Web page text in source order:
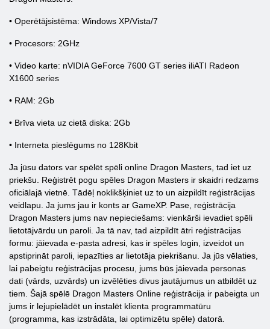
• Operētājsistēma: Windows XP/Vista/7
• Procesors: 2GHz
• Video karte: nVIDIA GeForce 7600 GT series iliATI Radeon
X1600 series
• RAM: 2Gb
• Brīva vieta uz cietā diska: 2Gb
• Interneta pieslēgums no 128Kbit
Ja jūsu dators var spēlēt spēli online Dragon Masters, tad iet uz
priekšu. Reģistrēt pogu spēles Dragon Masters ir skaidri redzams
oficiālajā vietnē. Tādēļ noklikšķiniet uz to un aizpildīt reģistrācijas
veidlapu. Ja jums jau ir konts ar GameXP. Pase, reģistrācija
Dragon Masters jums nav nepieciešams: vienkārši ievadiet spēli
lietotājvārdu un paroli. Ja tā nav, tad aizpildīt ātri reģistrācijas
formu: jāievada e-pasta adresi, kas ir spēles login, izveidot un
apstiprināt paroli, iepazīties ar lietotāja piekrišanu. Ja jūs vēlaties,
lai pabeigtu reģistrācijas procesu, jums būs jāievada personas
dati (vārds, uzvārds) un izvēlēties divus jautājumus un atbildēt uz
tiem. Šajā spēlē Dragon Masters Online reģistrācija ir pabeigta un
jums ir lejupielādēt un instalēt klienta programmatūru
(programma, kas izstrādāta, lai optimizētu spēle) datorā.